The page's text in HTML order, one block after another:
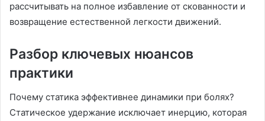
рассчитывать на полное избавление от скованности и
возвращение естественной легкости движений.
Разбор ключевых нюансов
практики
Почему статика эффективнее динамики при болях?
Статическое удержание исключает инерцию, которая